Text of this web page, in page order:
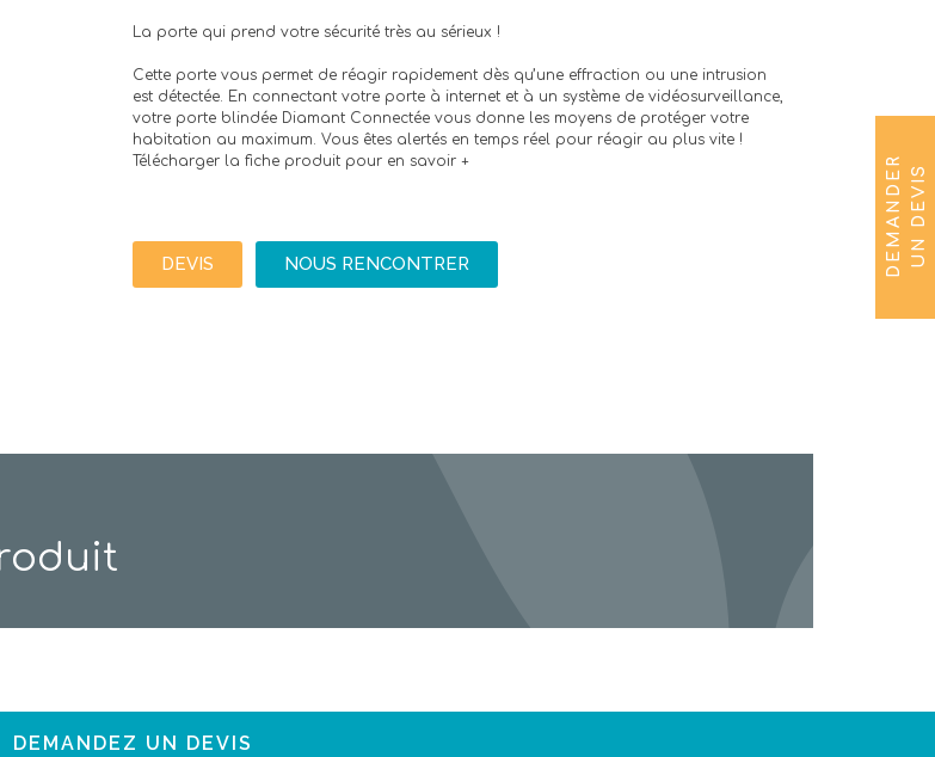
D
E
M
A
N
D
E
R
U
N
D
E
V
IS
La porte qui prend votre sécurité très au sérieux !
Cette porte vous permet de réagir rapidement dès qu’une effraction ou une intrusion
est détectée. En connectant votre porte à internet et à un système de vidéosurveillance,
votre porte blindée Diamant Connectée vous donne les moyens de protéger votre
habitation au maximum. Vous êtes alertés en temps réel pour réagir au plus vite !
Télécharger la fiche produit pour en savoir +
DEVIS NOUS RENCONTRER
DEMANDEZ UN DEVIS